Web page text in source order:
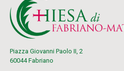
Piazza Giovanni Paolo II, 2
60044 Fabriano